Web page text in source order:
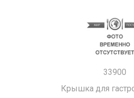
33900
Крышка для